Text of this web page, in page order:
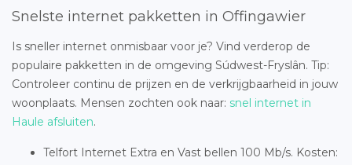
Snelste internet pakketten in Offingawier
Is sneller internet onmisbaar voor je? Vind verderop de
populaire pakketten in de omgeving Súdwest-Fryslân. Tip:
Controleer continu de prijzen en de verkrijgbaarheid in jouw
woonplaats. Mensen zochten ook naar: snel internet in
Haule afsluiten.
Telfort Internet Extra en Vast bellen 100 Mb/s. Kosten: